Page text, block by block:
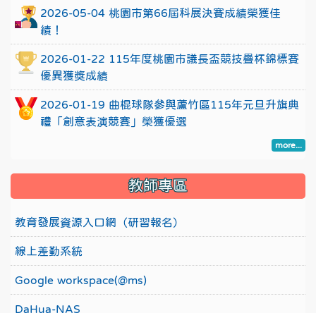
2026-05-04 桃園市第66屆科展決賽成績榮獲佳
績！
2026-01-22 115年度桃園市議長盃競技疊杯錦標賽
優異獲獎成績
2026-01-19 曲棍球隊參與蘆竹區115年元旦升旗典
禮「創意表演競賽」榮獲優選
more...
教師專區
教育發展資源入口網（研習報名）
線上差勤系統
Google workspace(@ms)
DaHua-NAS